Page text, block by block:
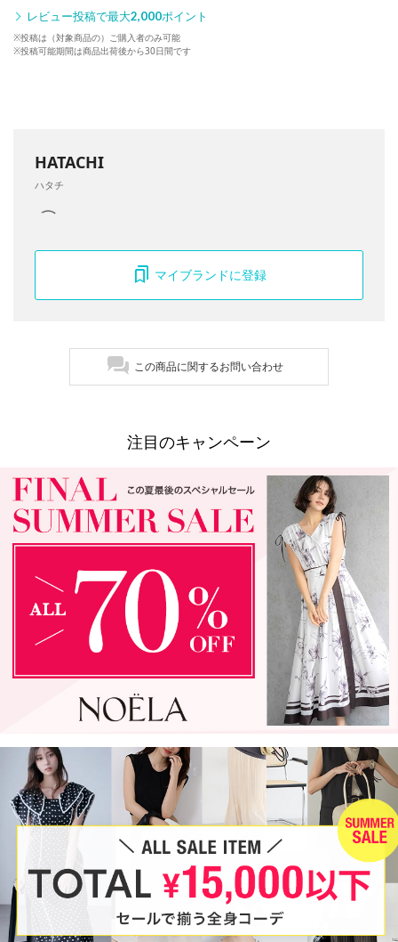
レビュー投稿で最大2,000ポイント
※投稿は（対象商品の）ご購入者のみ可能
※投稿可能期間は商品出荷後から30日間です
HATACHI
ハタチ
マイブランドに登録
この商品に関するお問い合わせ
注目のキャンペーン